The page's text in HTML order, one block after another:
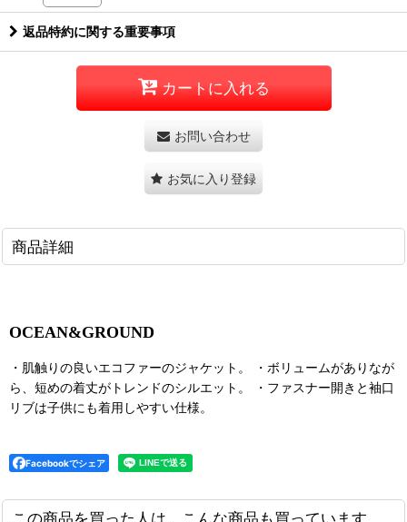
返品特約に関する重要事項
カートに入れる
お問い合わせ
お気に入り登録
商品詳細
OCEAN&GROUND
・肌触りの良いエコファーのジャケット。 ・ボリュームがありなが
ら、短めの着丈がトレンドのシルエット。 ・ファスナー開きと袖口
リブは子供にも着用しやすい仕様。
Facebookでシェア
この商品を買った人は、こんな商品も買っています